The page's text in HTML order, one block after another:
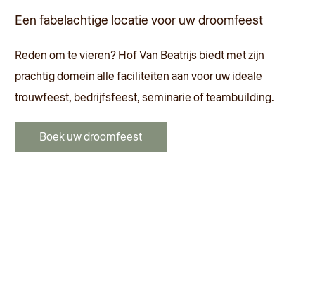
Een fabelachtige locatie voor uw droomfeest
Reden om te vieren? Hof Van Beatrijs biedt met zijn
prachtig domein alle faciliteiten aan voor uw ideale
trouwfeest, bedrijfsfeest, seminarie of teambuilding.
Boek uw droomfeest